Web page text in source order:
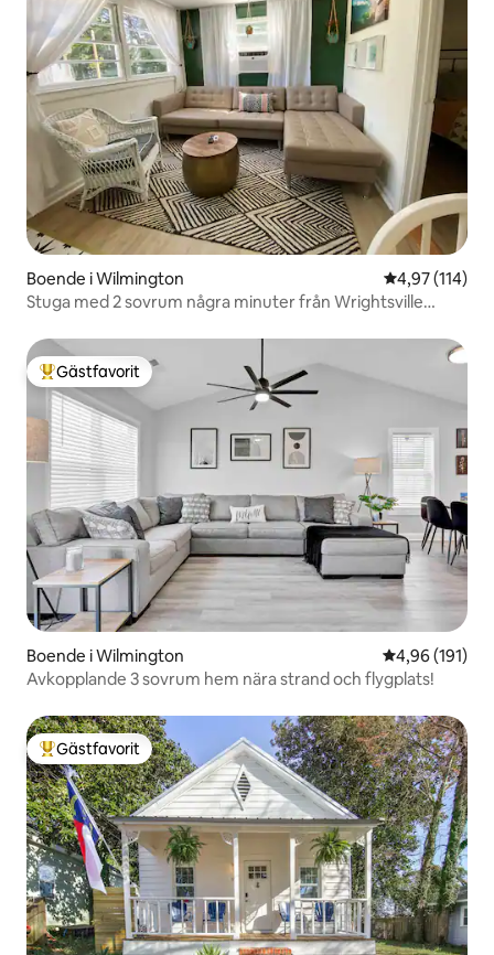
Boende i Wilmington 4,97 av 5 i
4,97 (114)
Stuga med 2 sovrum några minuter från Wrightsville
Populär gästfavorit
Gästfavorit
Boende i Wilmington 4,96 av 5 i
4,96 (191)
Avkopplande 3 sovrum hem nära strand och flygplats!
Populär gästfavorit
Gästfavorit